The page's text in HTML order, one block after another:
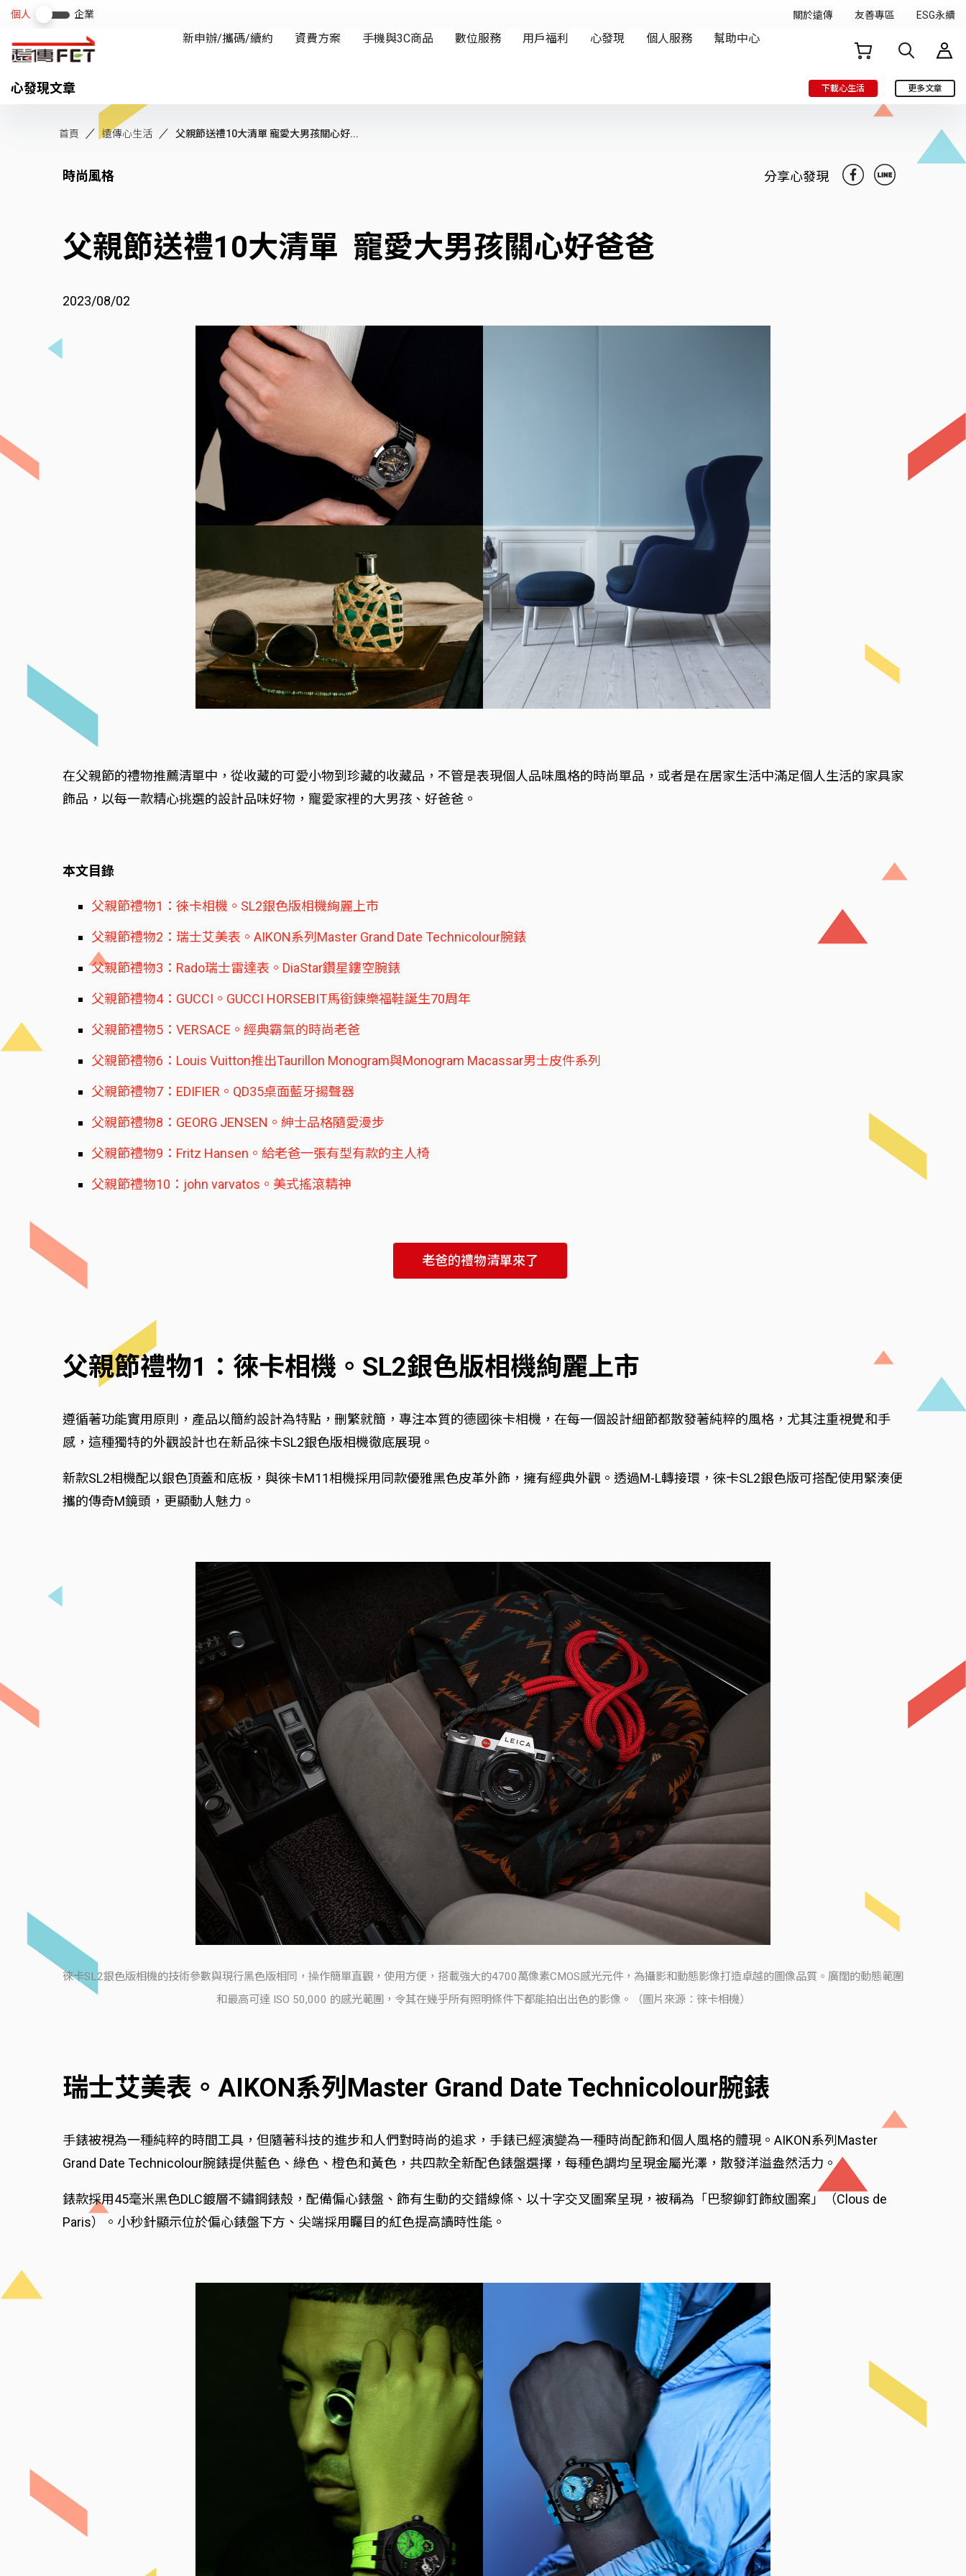
心發現文章 下載心生活 更多文章
首頁 遠傳心生活 父親節送禮10大清單 寵愛大男孩關心好...
時尚風格 分享心發現
父親節送禮10大清單 寵愛大男孩關心好爸爸
2023/08/02
在父親節的禮物推薦清單中，從收藏的可愛小物到珍藏的收藏品，不管是表現個人品味風格的時尚單品，或者是在居家生活中滿足個人生活的家具家
飾品，以每一款精心挑選的設計品味好物，寵愛家裡的大男孩、好爸爸。
本文目錄
父親節禮物1：徠卡相機。SL2銀色版相機絢麗上市
父親節禮物2：瑞士艾美表。AIKON系列Master Grand Date Technicolour腕錶
父親節禮物3：Rado瑞士雷達表。DiaStar鑽星鏤空腕錶
父親節禮物4：GUCCI。GUCCI HORSEBIT馬銜鍊樂福鞋誕生70周年
父親節禮物5：VERSACE。經典霸氣的時尚老爸
父親節禮物6：Louis Vuitton推出Taurillon Monogram與Monogram Macassar男士皮件系列
父親節禮物7：EDIFIER。QD35桌面藍牙揚聲器
父親節禮物8：GEORG JENSEN。紳士品格隨愛漫步
父親節禮物9：Fritz Hansen。給老爸一張有型有款的主人椅
父親節禮物10：john varvatos。美式搖滾精神
老爸的禮物清單來了
父親節禮物1：徠卡相機。SL2銀色版相機絢麗上市
遵循著功能實用原則，產品以簡約設計為特點，刪繁就簡，專注本質的德國徠卡相機，在每一個設計細節都散發著純粹的風格，尤其注重視覺和手
感，這種獨特的外觀設計也在新品徠卡SL2銀色版相機徹底展現。
新款SL2相機配以銀色頂蓋和底板，與徠卡M11相機採用同款優雅黑色皮革外飾，擁有經典外觀。透過M-L轉接環，徠卡SL2銀色版可搭配使用緊湊便
攜的傳奇M鏡頭，更顯動人魅力。
徠卡SL2銀色版相機的技術參數與現行黑色版相同，操作簡單直觀，使用方便，搭載強大的4700萬像素CMOS感光元件，為攝影和動態影像打造卓越的圖像品質。廣闊的動態範圍
和最高可達 ISO 50,000 的感光範圍，令其在幾乎所有照明條件下都能拍出出色的影像。（圖片來源：徠卡相機）
瑞士艾美表。AIKON系列Master Grand Date Technicolour腕錶
手錶被視為一種純粹的時間工具，但隨著科技的進步和人們對時尚的追求，手錶已經演變為一種時尚配飾和個人風格的體現。AIKON系列Master
Grand Date Technicolour腕錶提供藍色、綠色、橙色和黃色，共四款全新配色錶盤選擇，每種色調均呈現金屬光澤，散發洋溢盎然活力。
錶款採用45毫米黑色DLC鍍層不鏽鋼錶殼，配備偏心錶盤、飾有生動的交錯線條、以十字交叉圖案呈現，被稱為「巴黎鉚釘飾紋圖案」（Clous de
Paris）。小秒針顯示位於偏心錶盤下方、尖端採用矚目的紅色提高讀時性能。